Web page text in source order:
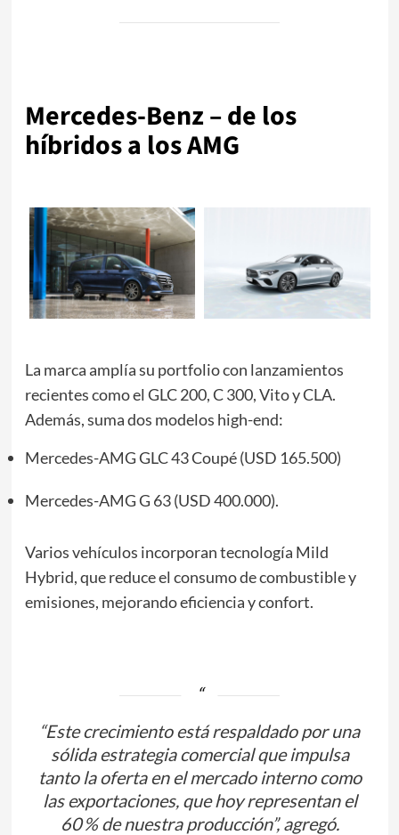
Mercedes-Benz – de los
híbridos a los AMG
La marca amplía su portfolio con lanzamientos
recientes como el GLC 200, C 300, Vito y CLA.
Además, suma dos modelos high-end:
Mercedes-AMG GLC 43 Coupé (USD 165.500)
Mercedes-AMG G 63 (USD 400.000).
Varios vehículos incorporan tecnología Mild
Hybrid, que reduce el consumo de combustible y
emisiones, mejorando eficiencia y confort.
“Este crecimiento está respaldado por una
sólida estrategia comercial que impulsa
tanto la oferta en el mercado interno como
las exportaciones, que hoy representan el
60 % de nuestra producción”, agregó.